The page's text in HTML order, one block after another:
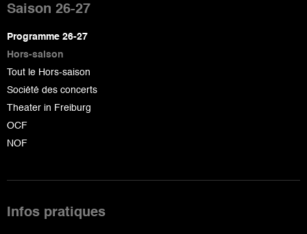
de
page
Saison 26-27
Programme 26-27
Hors-saison
Tout le Hors-saison
Société des concerts
Theater in Freiburg
OCF
NOF
Infos pratiques